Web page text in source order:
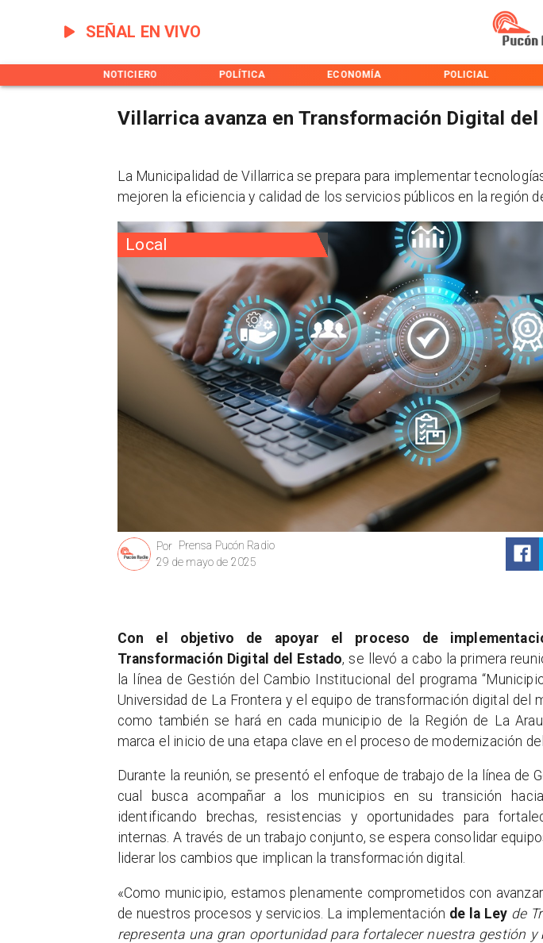
SEÑAL EN VIVO
NOTICIERO POLÍTICA ECONOMÍA POLICIAL
Local
Prensa Pucón Radio
Por
29 de mayo de 2025
Villarrica avanza en Transformación Digital del
La Municipalidad de Villarrica se prepara para implementar
mejoren la eficiencia y calidad de los servicios públicos en la región
Con el objetivo de apoyar el proceso de
Transformación Digital del Estado, se llevó a cabo la primera
la línea de Gestión del Cambio Institucional del programa
Universidad de La Frontera y el equipo de transformación digital del
como también se hará en cada municipio de la Región de La
marca el inicio de una etapa clave en el proceso de modernización
Durante la reunión, se presentó el enfoque de trabajo de la línea de
cual busca acompañar a los municipios en su transición
identificando brechas, resistencias y oportunidades para
internas. A través de un trabajo conjunto, se espera consolidar
liderar los cambios que implican la transformación digital.
«Como municipio, estamos plenamente comprometidos con
de nuestros procesos y servicios. La implementación de la Ley de
representa una gran oportunidad para fortalecer nuestra gestión y